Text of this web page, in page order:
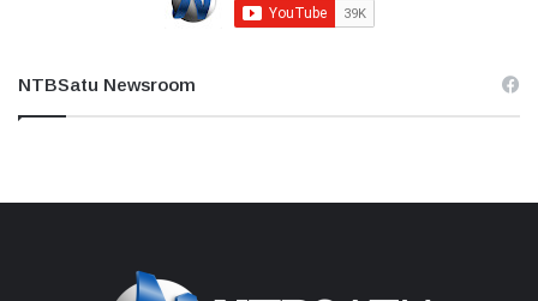
NTBSatu Newsroom